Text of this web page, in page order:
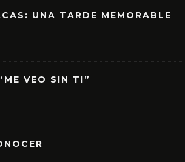
UNA TARDE MEMORABLE
VEO SIN TI”